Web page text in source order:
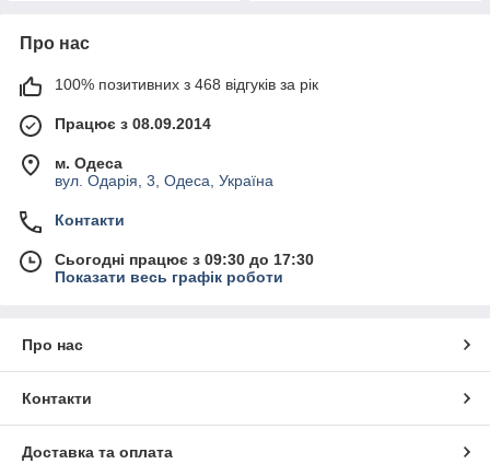
Про нас
100% позитивних з 468 відгуків за рік
Працює з 08.09.2014
м. Одеса
вул. Одарія, 3, Одеса, Україна
Контакти
Сьогодні працює з 09:30 до 17:30
Показати весь графік роботи
Про нас
Контакти
Доставка та оплата